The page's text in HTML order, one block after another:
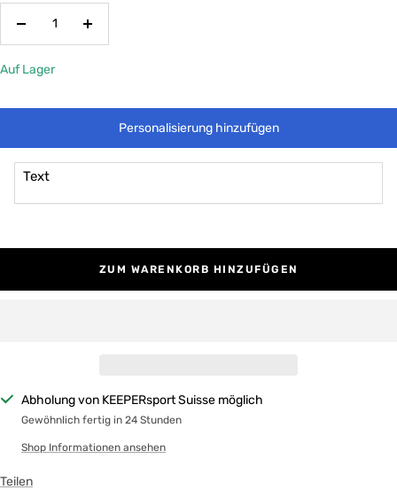
Menge
Menge
Auf Lager
Personalisierung hinzufügen
Text
ZUM WARENKORB HINZUFÜGEN
Abholung von KEEPERsport Suisse möglich
Gewöhnlich fertig in 24 Stunden
Shop Informationen ansehen
Teilen